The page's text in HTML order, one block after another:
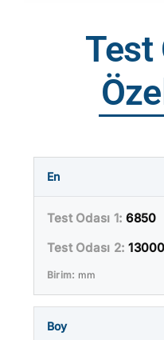
Test
En
6850
13000
mm
Boy